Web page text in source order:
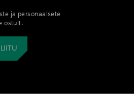
ja personaalsete
ostult.